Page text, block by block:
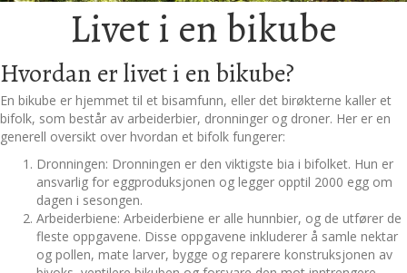
Livet i en bikube
Hvordan er livet i en bikube?
En bikube er hjemmet til et bisamfunn, eller det birøkterne kaller et
bifolk, som består av arbeiderbier, dronninger og droner. Her er en
generell oversikt over hvordan et bifolk fungerer:
Dronningen: Dronningen er den viktigste bia i bifolket. Hun er
ansvarlig for eggproduksjonen og legger opptil 2000 egg om
dagen i sesongen.
Arbeiderbiene: Arbeiderbiene er alle hunnbier, og de utfører de
fleste oppgavene. Disse oppgavene inkluderer å samle nektar
og pollen, mate larver, bygge og reparere konstruksjonen av